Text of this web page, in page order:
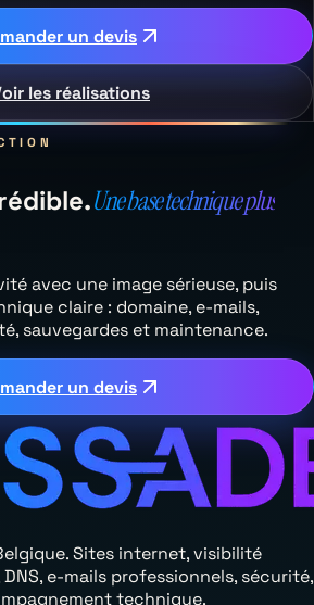
un devis
les réalisations
Une base technique plus
avec une image sérieuse, puis
claire : domaine, e-mails,
sauvegardes et maintenance.
un devis
Sites internet, visibilité
e-mails professionnels, sécurité,
technique.